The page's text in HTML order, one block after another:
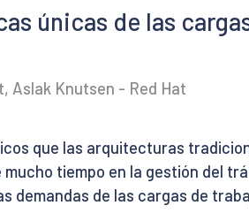
únicas de las
Aslak Knutsen - Red Hat
que las arquitecturas
tiempo en la gestión del
de las cargas de